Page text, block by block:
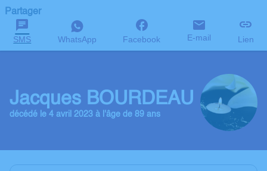
Partager
SMS WhatsApp Facebook E-mail Lien
Jacques BOURDEAU
décédé le 4 avril 2023 à l'âge de 89 ans